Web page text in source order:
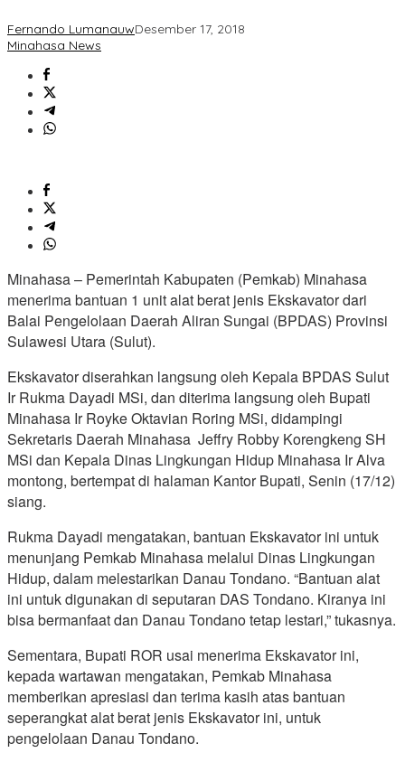
Fernando LumanauwDesember 17, 2018
Minahasa News
Minahasa – Pemerintah Kabupaten (Pemkab) Minahasa
menerima bantuan 1 unit alat berat jenis Ekskavator dari
Balai Pengelolaan Daerah Aliran Sungai (BPDAS) Provinsi
Sulawesi Utara (Sulut).
Ekskavator diserahkan langsung oleh Kepala BPDAS Sulut
Ir Rukma Dayadi MSi, dan diterima langsung oleh Bupati
Minahasa Ir Royke Oktavian Roring MSi, didampingi
Sekretaris Daerah Minahasa Jeffry Robby Korengkeng SH
MSi dan Kepala Dinas Lingkungan Hidup Minahasa Ir Alva
montong, bertempat di halaman Kantor Bupati, Senin (17/12)
siang.
Rukma Dayadi mengatakan, bantuan Ekskavator ini untuk
menunjang Pemkab Minahasa melalui Dinas Lingkungan
Hidup, dalam melestarikan Danau Tondano. “Bantuan alat
ini untuk digunakan di seputaran DAS Tondano. Kiranya ini
bisa bermanfaat dan Danau Tondano tetap lestari,” tukasnya.
Sementara, Bupati ROR usai menerima Ekskavator ini,
kepada wartawan mengatakan, Pemkab Minahasa
memberikan apresiasi dan terima kasih atas bantuan
seperangkat alat berat jenis Ekskavator ini, untuk
pengelolaan Danau Tondano.